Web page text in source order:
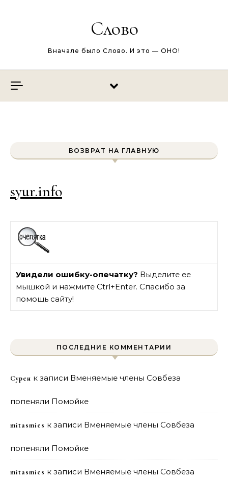
Слово
Вначале было Слово. И это — ОНО!
ВОЗВРАТ НА ГЛАВНУЮ
syur.info
Увидели ошибку-опечатку? Выделите ее
мышкой и нажмите Ctrl+Enter. Спасибо за
помощь сайту!
ПОСЛЕДНИЕ КОММЕНТАРИИ
Сурен к записи Вменяемые члены Совбеза
попеняли Помойке
mitasmies к записи Вменяемые члены Совбеза
попеняли Помойке
mitasmies к записи Вменяемые члены Совбеза